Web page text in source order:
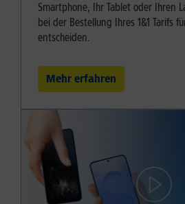
Smartphone, Ihr Tablet oder Ihren
bei der Bestellung Ihres 1&1 Tarifs
entscheiden.
Mehr erfahren